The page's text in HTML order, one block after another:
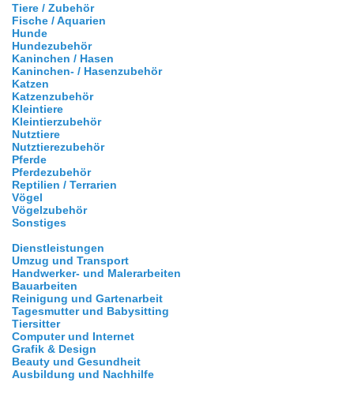
Tiere / Zubehör
Fische / Aquarien
Hunde
Hundezubehör
Kaninchen / Hasen
Kaninchen- / Hasenzubehör
Katzen
Katzenzubehör
Kleintiere
Kleintierzubehör
Nutztiere
Nutztierezubehör
Pferde
Pferdezubehör
Reptilien / Terrarien
Vögel
Vögelzubehör
Sonstiges
Dienstleistungen
Umzug und Transport
Handwerker- und Malerarbeiten
Bauarbeiten
Reinigung und Gartenarbeit
Tagesmutter und Babysitting
Tiersitter
Computer und Internet
Grafik & Design
Beauty und Gesundheit
Ausbildung und Nachhilfe